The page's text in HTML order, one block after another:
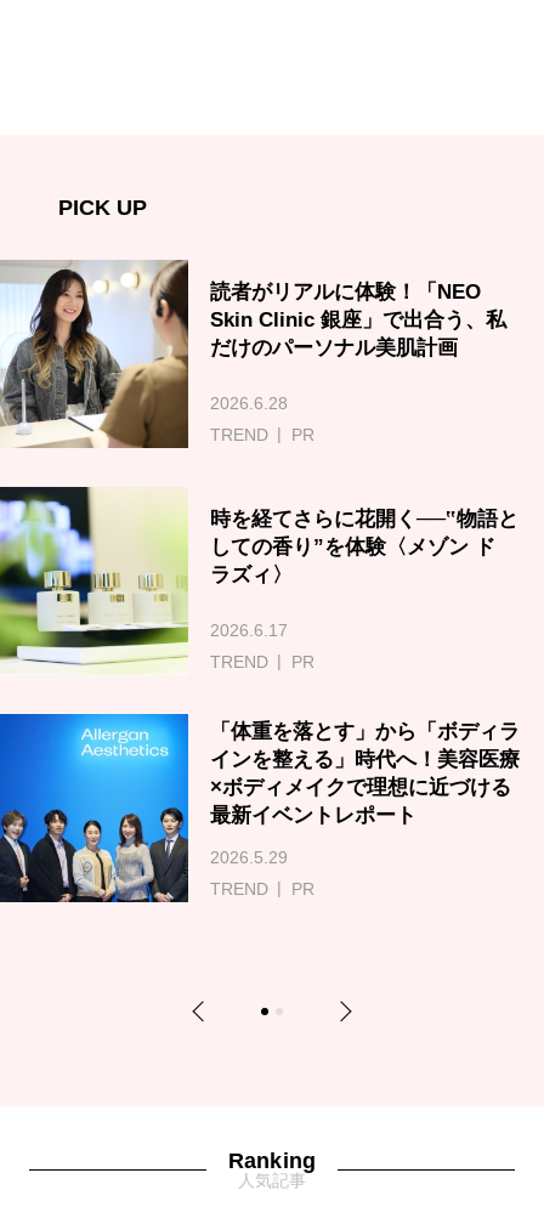
PICK UP
読者がリアルに体験！「NEO
Skin Clinic 銀座」で出合う、私
だけのパーソナル美肌計画
2026.6.28
TREND
PR
時を経てさらに花開く──‟物語と
しての香り”を体験〈メゾン ド
ラズィ〉
2026.6.17
TREND
PR
「体重を落とす」から「ボディラ
インを整える」時代へ！美容医療
×ボディメイクで理想に近づける
最新イベントレポート
2026.5.29
TREND
PR
Previous 1 2 Next
Ranking
人気記事